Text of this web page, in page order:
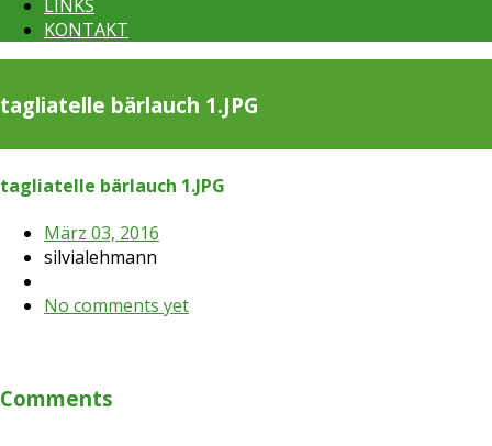
LINKS
KONTAKT
tagliatelle bärlauch 1.JPG
tagliatelle bärlauch 1.JPG
März 03, 2016
silvialehmann
No comments yet
Comments